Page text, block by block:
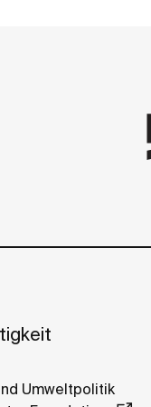
Umweltpolitik